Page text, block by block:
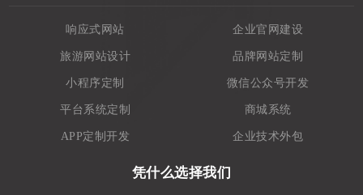
响应式网站 企业官网建设
旅游网站设计 品牌网站定制
小程序定制 微信公众号开发
平台系统定制 商城系统
APP定制开发 企业技术外包
凭什么选择我们